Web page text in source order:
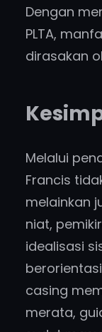
Dengan
PLTA,
dirasakan
Melalui
Francis
melainkan
niat,
idealisasi
casing
merata,